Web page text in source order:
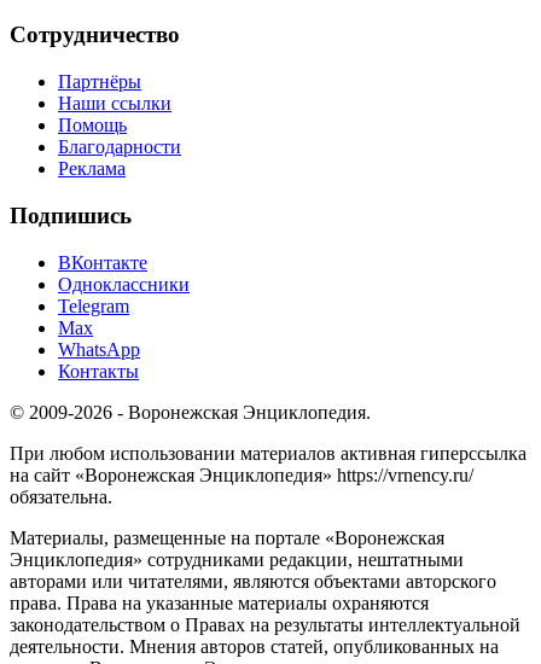
Сотрудничество
Партнёры
Наши ссылки
Помощь
Благодарности
Реклама
Подпишись
ВКонтакте
Одноклассники
Telegram
Max
WhatsApp
Контакты
© 2009-2026 - Воронежская Энциклопедия.
При любом использовании материалов активная гиперссылка
на сайт «Воронежская Энциклопедия» https://vrnency.ru/
обязательна.
Материалы, размещенные на портале «Воронежская
Энциклопедия» сотрудниками редакции, нештатными
авторами или читателями, являются объектами авторского
права. Права на указанные материалы охраняются
законодательством о Правах на результаты интеллектуальной
деятельности. Мнения авторов статей, опубликованных на